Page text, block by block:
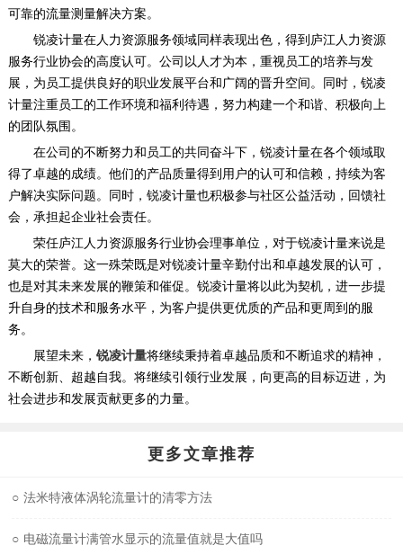
可靠的流量测量解决方案。
锐凌计量在人力资源服务领域同样表现出色，得到庐江人力资源
服务行业协会的高度认可。公司以人才为本，重视员工的培养与发
展，为员工提供良好的职业发展平台和广阔的晋升空间。同时，锐凌
计量注重员工的工作环境和福利待遇，努力构建一个和谐、积极向上
的团队氛围。
在公司的不断努力和员工的共同奋斗下，锐凌计量在各个领域取
得了卓越的成绩。他们的产品质量得到用户的认可和信赖，持续为客
户解决实际问题。同时，锐凌计量也积极参与社区公益活动，回馈社
会，承担起企业社会责任。
荣任庐江人力资源服务行业协会理事单位，对于锐凌计量来说是
莫大的荣誉。这一殊荣既是对锐凌计量辛勤付出和卓越发展的认可，
也是对其未来发展的鞭策和催促。锐凌计量将以此为契机，进一步提
升自身的技术和服务水平，为客户提供更优质的产品和更周到的服
务。
展望未来， 锐凌计量将继续秉持着卓越品质和不断追求的精神，
不断创新、超越自我。将继续引领行业发展，向更高的目标迈进，为
社会进步和发展贡献更多的力量。
更多文章推荐
○ 法米特液体涡轮流量计的清零方法
○ 电磁流量计满管水显示的流量值就是大值吗